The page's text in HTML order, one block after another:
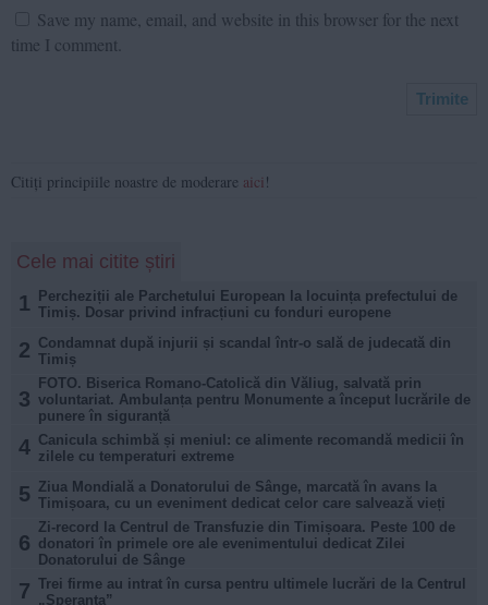
Save my name, email, and website in this browser for the next
time I comment.
Citiți principiile noastre de moderare aici !
Cele mai citite știri
1
Percheziții ale Parchetului European la locuința prefectului de
Timiș. Dosar privind infracțiuni cu fonduri europene
2 Condamnat după injurii și scandal într-o sală de judecată din
Timiș
3
FOTO. Biserica Romano-Catolică din Văliug, salvată prin
voluntariat. Ambulanța pentru Monumente a început lucrările de
punere în siguranță
4 Canicula schimbă și meniul: ce alimente recomandă medicii în
zilele cu temperaturi extreme
5 Ziua Mondială a Donatorului de Sânge, marcată în avans la
Timișoara, cu un eveniment dedicat celor care salvează vieți
6
Zi-record la Centrul de Transfuzie din Timișoara. Peste 100 de
donatori în primele ore ale evenimentului dedicat Zilei
Donatorului de Sânge
7 Trei firme au intrat în cursa pentru ultimele lucrări de la Centrul
„Speranța”